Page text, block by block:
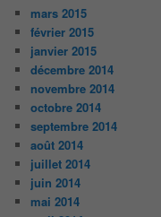
mars 2015
février 2015
janvier 2015
décembre 2014
novembre 2014
octobre 2014
septembre 2014
août 2014
juillet 2014
juin 2014
mai 2014